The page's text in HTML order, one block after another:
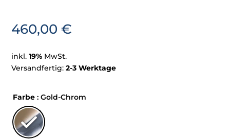
460,00€
inkl.19% MwSt.
Versandfertig:2-3 Werktage
Farbe : Gold-Chrom